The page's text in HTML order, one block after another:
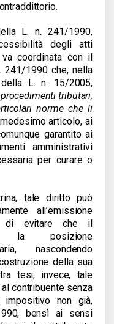
L. n. 241/1990,
degli atti
coordinata con il
241/1990 che, nella
L. n. 15/2005,
tributari,
norme che li
articolo, ai
garantito ai
amministrativi
per curare o
tale diritto può
all’emissione
di evitare che il
la posizione
nascondendo
della sua
tesi, invece, tale
contribuente senza
impositivo non già,
bensì ai sensi